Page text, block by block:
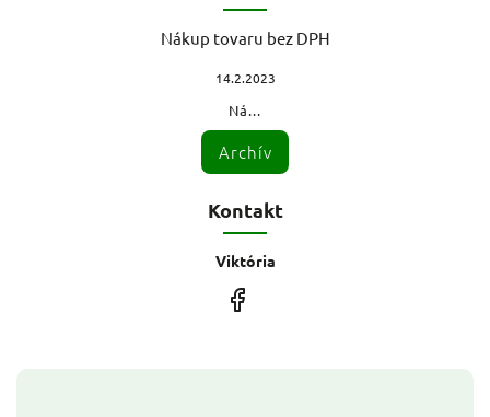
Nákup tovaru bez DPH
14.2.2023
Ná...
Archív
Kontakt
Viktória